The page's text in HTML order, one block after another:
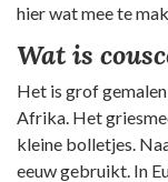
hier wat mee te
Wat is
Het is grof
Afrika. Het
kleine bolletjes.
eeuw gebruikt. In